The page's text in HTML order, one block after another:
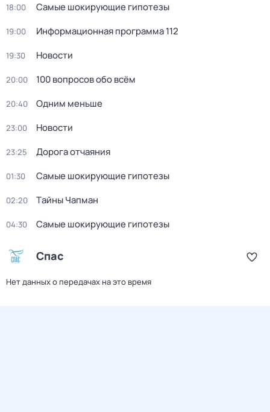
18:00 Самые шoкиpующие гипотезы
19:00 Информационная программа 112
19:30 Новости
20:00 100 вопросов обо всём
20:40 Одним меньше
23:00 Новости
23:25 Дорога отчаяния
01:30 Самые шoкиpующие гипотезы
02:20 Тaйны Чапман
04:30 Самые шoкиpующие гипотезы
Спас
Нет данных о передачах на это время